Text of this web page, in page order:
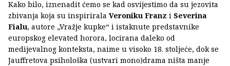
Kako bilo, iznenadit ćemo se kad osvijestimo da su jezovita
zbivanja koja su inspirirala Veroniku Franz i Severina
Fialu, autore „Vražje kupke“ i istaknute predstavnike
europskog elevated horora, locirana daleko od
medijevalnog konteksta, naime u visoko 18. stoljeće, dok se
Jauffretova psihološka (ustvari mono)drama ništa manje